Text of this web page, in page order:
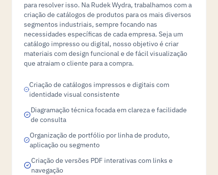
para resolver isso. Na Rudek Wydra, trabalhamos com a
criação de catálogos de produtos para os mais diversos
segmentos industriais, sempre focando nas
necessidades específicas de cada empresa. Seja um
catálogo impresso ou digital, nosso objetivo é criar
materiais com design funcional e de fácil visualização
que atraiam o cliente para a compra.
Criação de catálogos impressos e digitais com
identidade visual consistente
Diagramação técnica focada em clareza e facilidade
de consulta
Organização de portfólio por linha de produto,
aplicação ou segmento
Criação de versões PDF interativas com links e
navegação